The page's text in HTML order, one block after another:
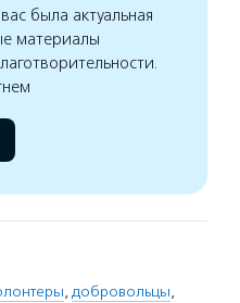
была актуальная
материалы
, добровольцы,